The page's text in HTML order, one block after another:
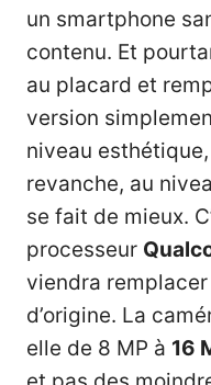
un smartphone
contenu. Et
au placard et
version
niveau
revanche, au
se fait de mieux.
processeur
viendra
d’origine. La
elle de 8 MP à 16